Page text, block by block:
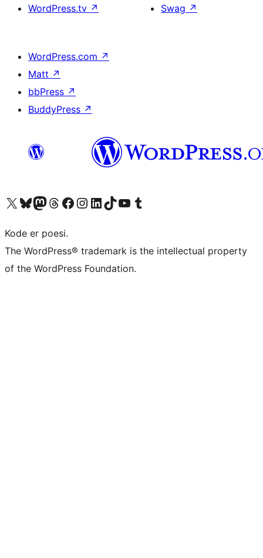
WordPress.tv ↗
Swag ↗
WordPress.com ↗
Matt ↗
bbPress ↗
BuddyPress ↗
Visit our X (formerly Twitter) account
Visit our Bluesky account
Visit our Mastodon account
Visit our Threads account
Visit our Facebook page
Visit our Instagram account
Visit our LinkedIn account
Visit our TikTok account
Visit our YouTube channel
Visit our Tumblr account
Kode er poesi.
The WordPress® trademark is the intellectual property
of the WordPress Foundation.